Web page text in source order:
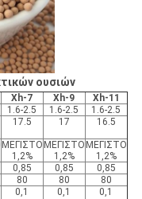
ουσιών
Xh-7 Xh-9
Xh-11
1.6-2.5 1.6-2.5
1.6-2.5
17.5 17 16.5
ΜΕΓΙΣΤΟ
1,2%
ΜΕΓΙΣΤΟ
1,2%
ΜΕΓΙΣΤΟ
1,2%
0,85 0,85
0,85
80 80
80
0,1 0,1 0,1